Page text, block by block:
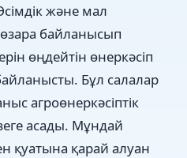
жəне мал
байланысып
өңдейтін өнеркəсіп
Бұл салалар
агроөнеркəсіптік
асады. Мұндай
қарай алуан